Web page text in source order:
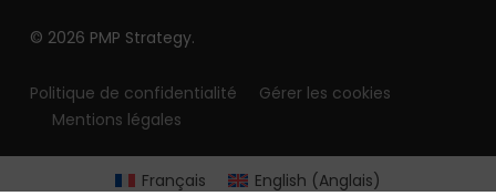
© 2026 PMP Strategy.
Politique de confidentialité
Gérer les cookies
Mentions légales
Français English (Anglais)